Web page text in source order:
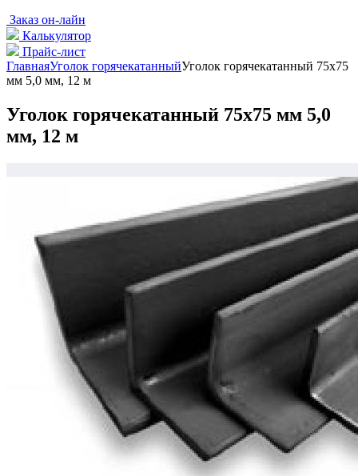
Заказ он-лайн
Калькулятор
Прайс-лист
ГлавнаяУголок горячекатанныйУголок горячекатанный 75х75
мм 5,0 мм, 12 м
Уголок горячекатанный 75х75 мм 5,0
мм, 12 м